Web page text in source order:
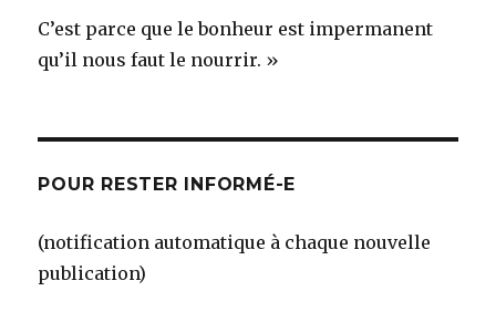
C’est parce que le bonheur est impermanent
qu’il nous faut le nourrir. »
POUR RESTER INFORMÉ-E
(notification automatique à chaque nouvelle
publication)